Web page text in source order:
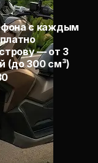
с каждым
— от 3
(до 300 см³)